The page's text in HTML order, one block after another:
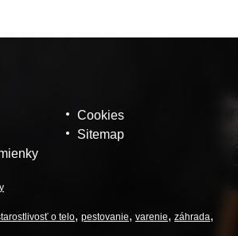
Cookies
Sitemap
o telo pestovanie varenie
záhrada